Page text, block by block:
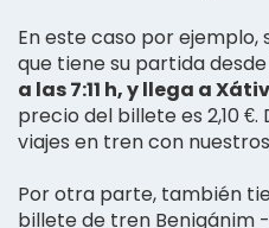
En este caso por ejemplo,
que tiene su partida
a las 7:11 h, y llega a
precio del billete es 2,10
viajes en tren con
Por otra parte, también
billete de tren Benigánim